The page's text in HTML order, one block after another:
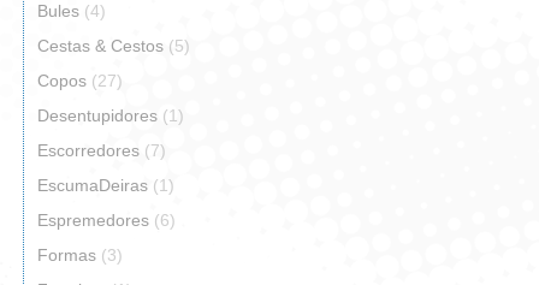
Bules (4)
Cestas & Cestos (5)
Copos (27)
Desentupidores (1)
Escorredores (7)
EscumaDeiras (1)
Espremedores (6)
Formas (3)